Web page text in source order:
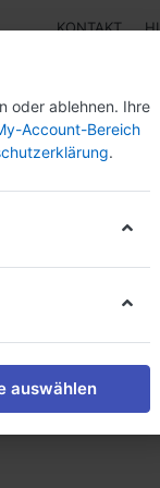
KONTAKT
gerufen. Mit
Taucher
oder ablehnen. Ihre
Account-Bereich
.
auswählen